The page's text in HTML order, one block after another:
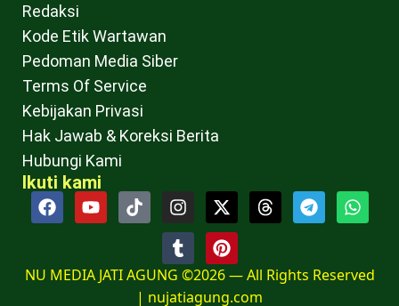
Redaksi
Kode Etik Wartawan
Pedoman Media Siber
Terms Of Service
Kebijakan Privasi
Hak Jawab & Koreksi Berita
Hubungi Kami
Ikuti kami
NU MEDIA JATI AGUNG ©2026 — All Rights Reserved
| nujatiagung.com